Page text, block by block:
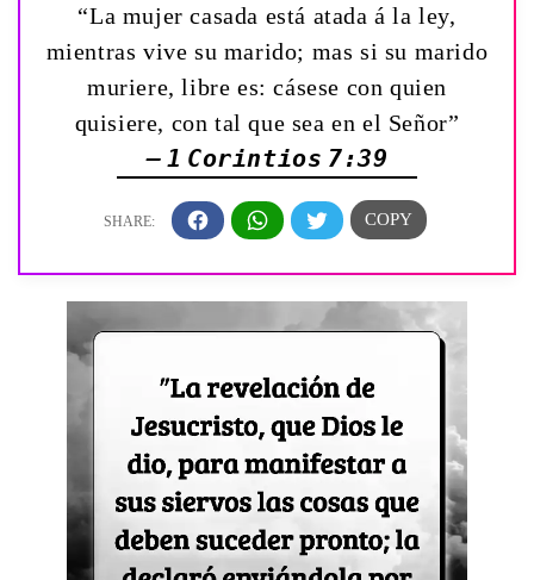
“La mujer casada está atada á la ley,
mientras vive su marido; mas si su marido
muriere, libre es: cásese con quien
quisiere, con tal que sea en el Señor”
— 1 Corintios 7:39